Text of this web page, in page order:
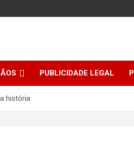
PUBLICIDADE LEGAL
história